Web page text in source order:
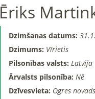
Ēriks
Dzimšanas datums:
Dzimums: Vīrietis
Pilsonības valsts: Latvija
Ārvalsts pilsonība: Nē
Dzīvesvieta: Ogres novads